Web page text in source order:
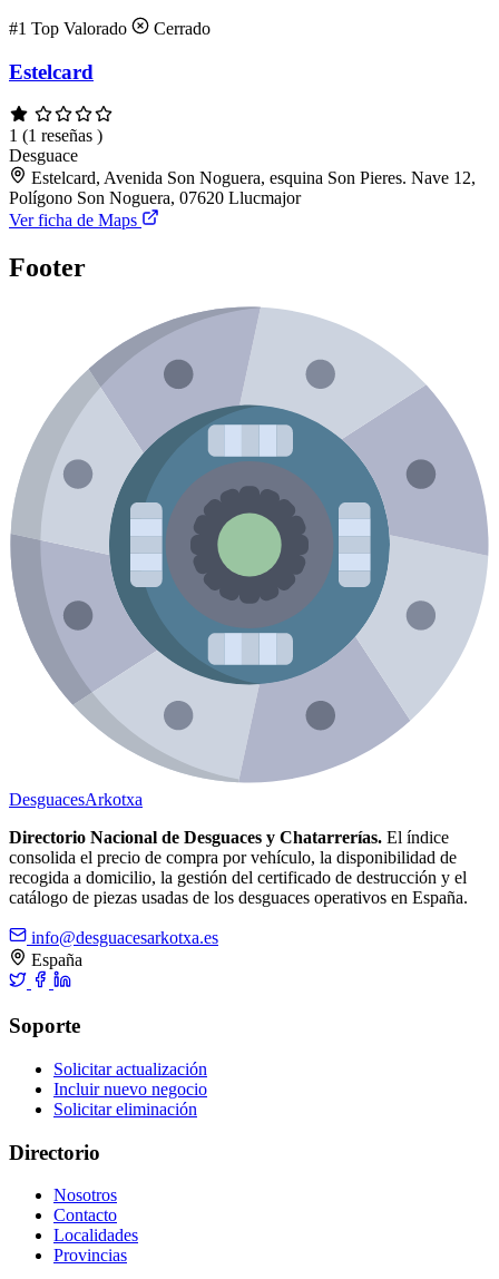
#1 Top Valorado Cerrado
Estelcard
1 (1 reseñas )
Desguace
Estelcard, Avenida Son Noguera, esquina Son Pieres. Nave 12,
Polígono Son Noguera, 07620 Llucmajor
Ver ficha de Maps
Footer
DesguacesArkotxa
Directorio Nacional de Desguaces y Chatarrerías. El índice
consolida el precio de compra por vehículo, la disponibilidad de
recogida a domicilio, la gestión del certificado de destrucción y el
catálogo de piezas usadas de los desguaces operativos en España.
info@desguacesarkotxa.es
España
Soporte
Solicitar actualización
Incluir nuevo negocio
Solicitar eliminación
Directorio
Nosotros
Contacto
Localidades
Provincias